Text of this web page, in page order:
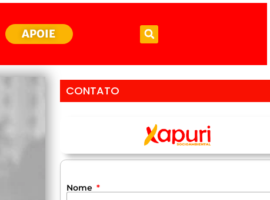
APOIE
CONTATO
Nome